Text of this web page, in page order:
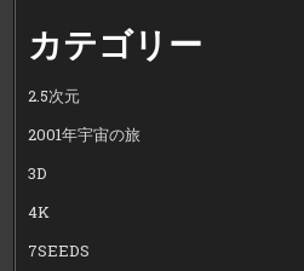
カテゴリー
2.5次元
2001年宇宙の旅
3D
4K
7SEEDS